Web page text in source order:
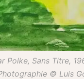
Polke, Sans Titre,
© Luis